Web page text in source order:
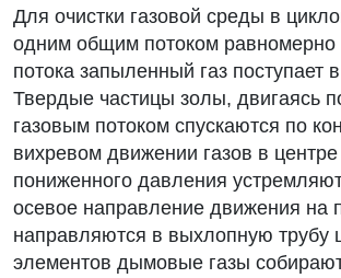
Для очистки газовой среды в
одним общим потоком
потока запыленный газ поступает
Твердые частицы золы, двигаясь
газовым потоком спускаются по
вихревом движении газов в
пониженного давления
осевое направление движения
направляются в выхлопную трубу
элементов дымовые газы